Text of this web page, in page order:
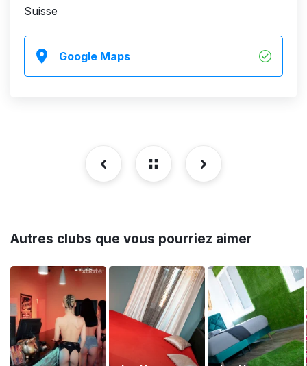
Suisse
Google Maps
Autres clubs que vous pourriez aimer